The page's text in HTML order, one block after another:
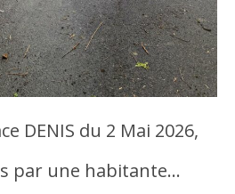
DENIS du 2 Mai 2026,
par une habitante…